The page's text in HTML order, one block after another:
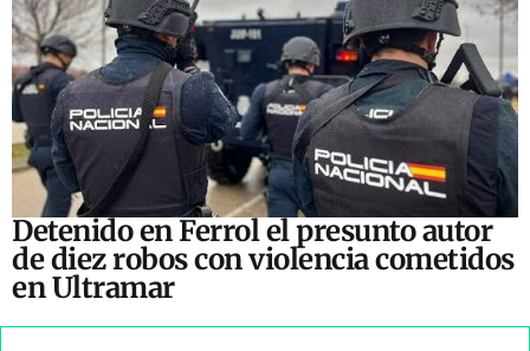
Detenido en Ferrol el presunto autor
de diez robos con violencia cometidos
en Ultramar